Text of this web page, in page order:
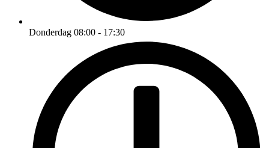
Donderdag 08:00 - 17:30